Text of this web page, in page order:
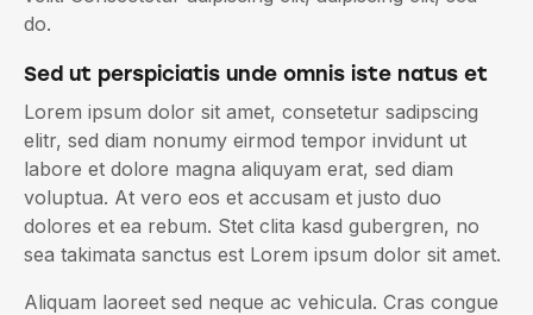
do.
Sed ut perspiciatis unde omnis iste natus et
Lorem ipsum dolor sit amet, consetetur sadipscing
elitr, sed diam nonumy eirmod tempor invidunt ut
labore et dolore magna aliquyam erat, sed diam
voluptua. At vero eos et accusam et justo duo
dolores et ea rebum. Stet clita kasd gubergren, no
sea takimata sanctus est Lorem ipsum dolor sit amet.
Aliquam laoreet sed neque ac vehicula. Cras congue